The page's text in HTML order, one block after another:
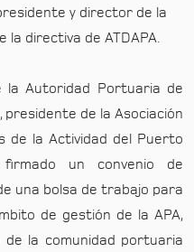
y director de la
directiva de ATDAPA.
la Autoridad Portuaria de
presidente de la Asociación
de la Actividad del Puerto
firmado un convenio de
una bolsa de trabajo para
de gestión de la APA,
de la comunidad portuaria